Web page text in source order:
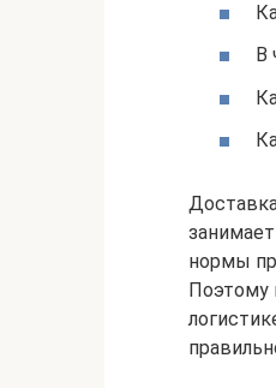
В
нормы
Поэтому